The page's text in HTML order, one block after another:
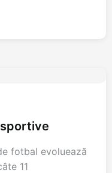
fotbal evoluează
11